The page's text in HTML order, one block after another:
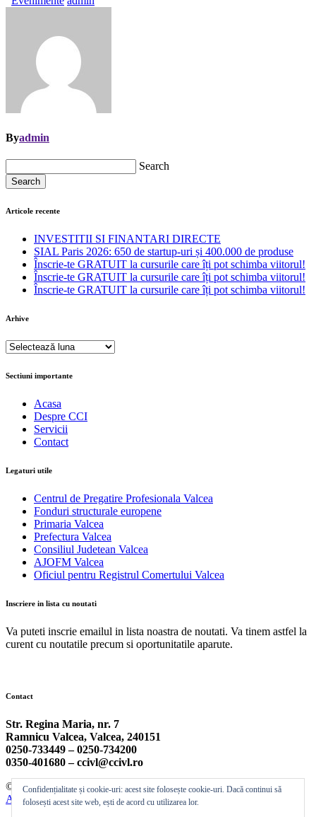
Byadmin
Search
Search
Articole recente
INVESTITII SI FINANTARI DIRECTE
SIAL Paris 2026: 650 de startup-uri și 400.000 de produse
Înscrie-te GRATUIT la cursurile care îți pot schimba viitorul!
Înscrie-te GRATUIT la cursurile care îți pot schimba viitorul!
Înscrie-te GRATUIT la cursurile care îți pot schimba viitorul!
Arhive
Arhive
Sectiuni importante
Acasa
Despre CCI
Servicii
Contact
Legaturi utile
Centrul de Pregatire Profesionala Valcea
Fonduri structurale europene
Primaria Valcea
Prefectura Valcea
Consiliul Judetean Valcea
AJOFM Valcea
Oficiul pentru Registrul Comertului Valcea
Inscriere in lista cu noutati
Va puteti inscrie emailul in lista noastra de noutati. Va tinem astfel la
curent cu noutatile precum si oportunitatile aparute.
Contact
Str. Regina Maria, nr. 7
Ramnicu Valcea, Valcea, 240151
0250-733449 –0250-734200
0350-401680 –ccivl@ccivl.ro
© 2026 Camera de Comert si Industrie Valcea | Theme byTheme
Ansar
Confidențialitate și cookie-uri: acest site folosește cookie-uri. Dacă continui să
folosești acest site web, ești de acord cu utilizarea lor.